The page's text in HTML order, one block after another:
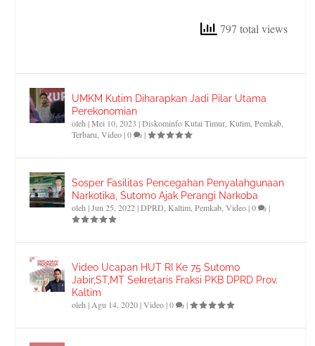
797 total views
UMKM Kutim Diharapkan Jadi Pilar Utama
Perekonomian
oleh|Mei 10, 2023 |Diskominfo Kutai Timur ,Kutim ,Pemkab
Terbaru ,Video|0 |
Sosper Fasilitas Pencegahan Penyalahgunaan
Narkotika, Sutomo Ajak Perangi Narkoba
oleh|Jun 25, 2022|DPRD ,Kaltim ,Pemkab ,Video|0 |
Video Ucapan HUT RI Ke 75 Sutomo
Jabir,ST,MT Sekretaris Fraksi PKB DPRD Prov.
Kaltim
oleh| Agu 14, 2020|Video|0 |